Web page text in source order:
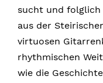
sucht und folglich
aus der
virtuosen
rhythmischen
wie die